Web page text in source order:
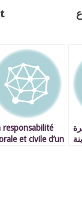
responsabilité
et civile d’un